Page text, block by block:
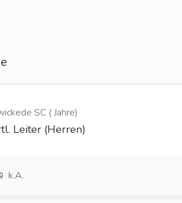
SC ( Jahre)
Leiter (Herren)
k.A.